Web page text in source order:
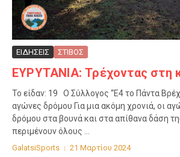
ΕΙΔΗΣΕΙΣ ΣΤΙΒΟΣ
ΕΥΡΥΤΑΝΙΑ: Τρέχοντας στη
Το είδαν: 19 Ο Σύλλογος “Ε4 το Πάντα
αγώνες δρόμου Για μια ακόμη χρονιά, οι
δρόμου στα βουνά και στα απίθανα δάση
περιμένουν όλους ...
GalatsiSports 21 Μαρτίου 2024